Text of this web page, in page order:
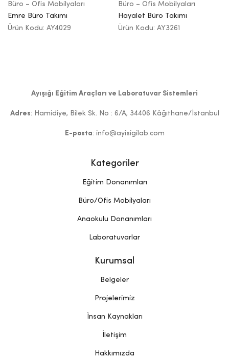
Büro – Ofis Mobilyaları
Emre Büro Takımı
Ürün Kodu: AY4029
Büro – Ofis Mobilyaları
Hayalet Büro Takımı
Ürün Kodu: AY3261
Ayışığı Eğitim Araçları ve Laboratuvar Sistemleri
Adres: Hamidiye, Bilek Sk. No : 6/A, 34406 Kâğıthane/İstanbul
E-posta: info@ayisigilab.com
Kategoriler
Eğitim Donanımları
Büro/Ofis Mobilyaları
Anaokulu Donanımları
Laboratuvarlar
Kurumsal
Belgeler
Projelerimiz
İnsan Kaynakları
İletişim
Hakkımızda